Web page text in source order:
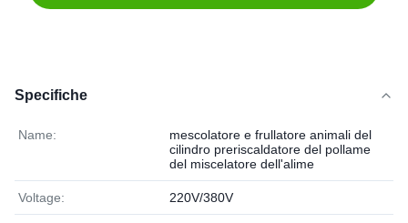
Specifiche
Name:
mescolatore e frullatore animali del
cilindro preriscaldatore del pollame
del miscelatore dell'alime
Voltage: 220V/380V